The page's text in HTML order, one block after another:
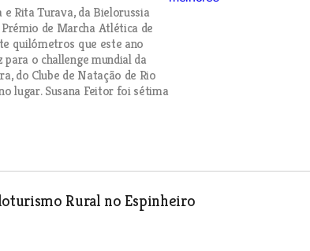
Rita Turava, da Bielorussia
de Marcha Atlética de
quilómetros que este ano
o challenge mundial da
do Clube de Natação de Rio
lugar. Susana Feitor foi sétima
Rural no Espinheiro